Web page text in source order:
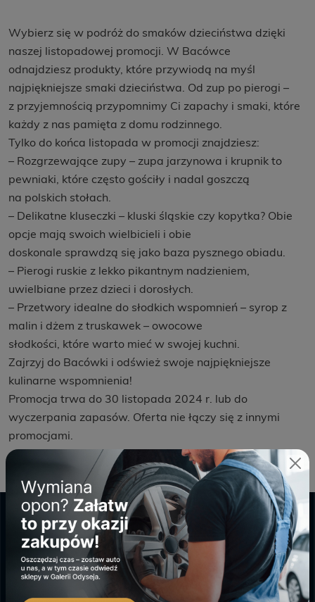
Wybierz się w podróż do smaków dzieciństwa dzięki
naszej listopadowej promocji. W Bacówce
odnajdziesz produkty, które przywiodą na myśl
najpiękniejsze smaki dzieciństwa. Od zup po pierogi –
z przyjemnością przypomnimy Ci zapachy i smaki, które
każdy z nas pamięta z domu rodzinnego.
Tylko do końca listopada w promocji znajdziesz:
– Rozgrzewające zupy – zupa jarzynowa i krupnik to
pewniaki, które często gościły i nadal goszczą
na polskich stołach.
– Delikatne kluseczki – kluski śląskie czy kopytka? Obie
opcje mają swoich wielbicieli i obie
doskonale sprawdzą się jako baza pysznego obiadu.
– Pierogi ruskie z lekko pikantnym nadzieniem,
uwielbiane przez dzieci i dorosłych.
– Przetwory idealne do słodkich wspomnień – syrop z
malin i dżem z truskawek – owocowe
słodkości, które warto mieć w swojej kuchni.
Zajrzyj do Bacówki i odśwież swoje najpiękniejsze
kulinarne wspomnienia!
Promocja trwa do 30 listopada 2024 r. lub do
wyczerpania zapasów. Oferta nie łączy się z innymi
promocjami.
GALERIA ODYSEJA
PONIEDZIAŁEK - SOBOTA